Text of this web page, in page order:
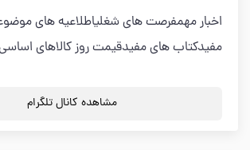
اخبار مهمفرصت های شغلیاطلاعیه های
مفیدکتاب های مفیدقیمت روز کالاهای
مشاهده کانال تلگرام